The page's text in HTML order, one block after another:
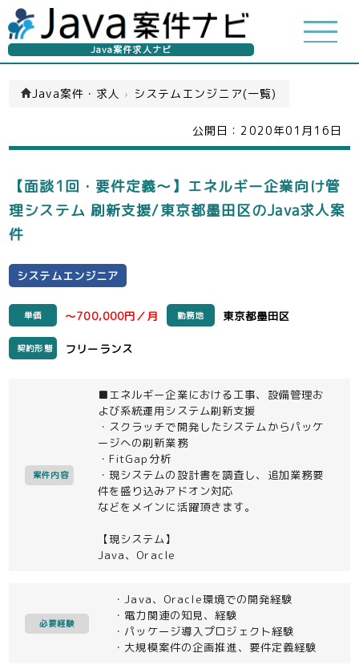
Java案件求人ナビ
Java案件・求人 › システムエンジニア(一覧)
公開日： 2020年01月16日
【面談1回・要件定義～】エネルギー企業向け管
理システム 刷新支援/東京都墨田区のJava求人案
件
システムエンジニア
単価 ～700,000円／月 勤務地 東京都墨田区
契約形態 フリーランス
案件内容
■エネルギー企業における工事、設備管理お
よび系統運用システム刷新支援
・スクラッチで開発したシステムからパッケ
ージへの刷新業務
・FitGap分析
・現システムの設計書を調査し、追加業務要
件を盛り込みアドオン対応
などをメインに活躍頂きます。
【現システム】
Java、Oracle
必要経験
・Java、Oracle環境での開発経験
・電力関連の知見、経験
・パッケージ導入プロジェクト経験
・大規模案件の企画推進、要件定義経験